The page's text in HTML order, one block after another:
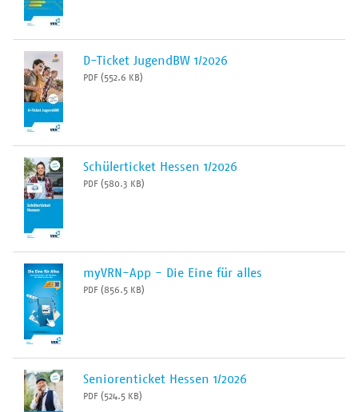
D-Ticket JugendBW 1/2026
PDF (552.6 KB)
Schülerticket Hessen 1/2026
PDF (580.3 KB)
myVRN-App - Die Eine für alles
PDF (856.5 KB)
Seniorenticket Hessen 1/2026
PDF (524.5 KB)